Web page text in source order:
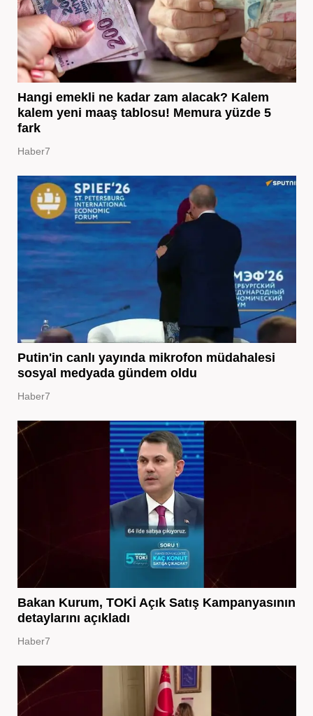
Hangi emekli ne kadar zam alacak? Kalem
kalem yeni maaş tablosu! Memura yüzde 5
fark
Haber7
Putin'in canlı yayında mikrofon müdahalesi
sosyal medyada gündem oldu
Haber7
Bakan Kurum, TOKİ Açık Satış Kampanyasının
detaylarını açıkladı
Haber7